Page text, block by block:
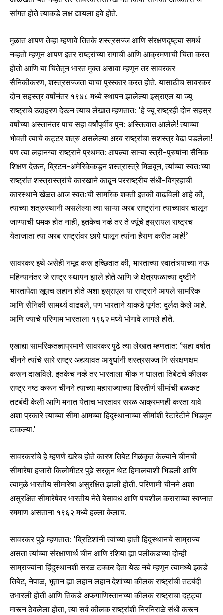
Join our community of
SUBSCRIBERS and be part of the
conversation.
सांगत होते त्याकडे लक्ष द्यायला हवे होते.
मुळात आपण तेव्हा म्हणावे तितके शस्त्रसज्ज आणि संरक्षणदृष्ट्या समर्थ
नव्हतो म्हणून आपण इतर राष्ट्रांच्या रागाची आणि आक्रमणाची चिंता करत
होतो आणि या चिंतेतून भारत मुक्त असावा म्हणून तर सावरकर
सैनिकीकरण, शस्त्रसज्जता याचा पुरस्कार करत होते. यासाठीच सावरकर
दोन सहस्त्र वर्षांनंतर १९४८ मध्ये स्थापन झालेल्या इस्राएल या ज्यू
राष्ट्राचे उदाहरण देऊन त्याच लेखात म्हणतात: ‘हे ज्यू राष्ट्रही दोन सहस्र
वर्षांच्या अस्तानंतर पाच सहा वर्षांपूर्वीच पुन: अस्तित्वात आलेले! त्याच्या
भोवती त्याचे कट्टर शत्रु असलेल्या अरब राष्ट्रांचा सशस्त्र वेढा पडलेला!
पण त्या लहानग्या राष्ट्राने प्रथमत: आपल्या साऱ्या स्त्री-पुरुषांना सैनिक
शिक्षण देऊन, ब्रिटन-अमेरिकेकडून शस्त्रास्त्रे मिळवून, त्यांच्या स्वतःच्या
राष्ट्रांत शस्त्रास्त्रांचे कारखाने काढून परराष्ट्रीय संधी-विग्रहाची
कारस्थाने खेळत आज स्वतःची सामरिक शक्ती इतकी वाढविली आहे की,
त्याच्या शत्रुस्थानी असलेल्या त्या साऱ्या अरब राष्ट्रांना त्याच्यावर चालून
जाण्याची धमक होत नाही, इतकेच नव्हे तर ते ज्यूंचे इस्रायल राष्ट्रच
येताजाता त्या अरब राष्ट्रांवर छापे घालून त्यांना हैराण करीत आहे!’
सावरकर इथे असेही नमूद करू इच्छितात की, भारताच्या स्वातंत्र्याच्या नऊ
महिन्यानंतर जे राष्ट्र स्थापन झाले होते आणि जे क्षेत्रफळाच्या दृष्टीने
भारतापेक्षा खूपच लहान होते अशा इस्राएल या राष्ट्राने आपले सामरिक
आणि सैनिकी सामर्थ्य वाढवले, पण भारताने याकडे पूर्णत: दुर्लक्ष केले आहे.
आणि ज्याचे परिणाम भारताला १९६२ मध्ये भोगावे लागले होते.
एखाद्या सामरिकतज्ञाप्रमाणे सावरकर पुढे त्या लेखात म्हणतात: ‘सहा वर्षात
चीनने त्यांचे सारे राष्ट्र अद्ययावत आयुधांनी शस्त्रसज्ज नि संरक्षणक्षम
करून दाखविले. इतकेच नव्हे तर भारताला भीक न घालता तिबेटचे कीलक
राष्ट्र नष्ट करून चीनने त्याच्या महाराज्याच्या विस्तीर्ण सीमांची बळकट
तटबंदी केली आणि मनात येताच भारतावर सरळ आक्रमणही करता यावे
अशा प्रकारे त्याच्या सीमा आमच्या हिंदुस्थानाच्या सीमांशी रेटारेटीने भिडवून
टाकल्या.’
सावरकरांचे हे म्हणणे खरेच होते कारण तिबेट गिळंकृत केल्याने चीनची
सीमारेषा हजारो किलोमीटर पुढे सरकून थेट हिमालयाशी भिडली आणि
त्यामुळे भारतीय सीमारेषा असुरक्षित झाली होती. परिणामी चीनने अशा
असुरक्षित सीमारेषेवर भारतीय नेते बेसावध आणि पंचशील कराराच्या स्वप्नात
रममाण असताना १९६२ मध्ये हल्ला केलाच.
सावरकर पुढे म्हणतात: ‘ब्रिटिशांनी त्यांच्या हाती हिंदुस्थानचे साम्राज्य
असता त्यांच्या संरक्षाणार्थ चीन आणि रशिया ह्या पलीकडच्या दोन्ही
साम्राज्यांना हिंदुस्थानशी सरळ टक्कर देता येऊ नये म्हणून त्यामध्ये इकडे
तिबेट, नेपाळ, भूतान ह्या लहान लहान देशांच्या कीलक राष्ट्रांची तटबंदी
उभारली होती आणि तिकडे अफगाणिस्तानच्या कीलक राष्ट्राचा दट्ट्या
मारून ठेवलेला होता, त्या सर्व कीलक राष्ट्रांशी निरनिराळे संधी करून